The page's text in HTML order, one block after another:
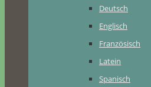
Deutsch
Englisch
Französisch
Latein
Spanisch